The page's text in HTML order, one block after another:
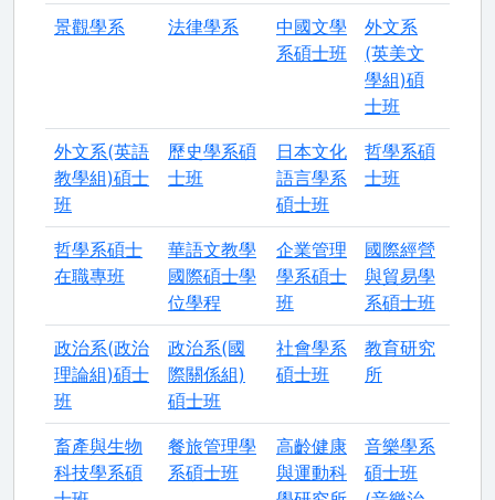
景觀學系 法律學系
中國文學
系碩士班
外文系
(英美文
學組)碩
士班
外文系(英語
教學組)碩士
班
歷史學系碩
士班
日本文化
語言學系
碩士班
哲學系碩
士班
哲學系碩士
在職專班
華語文教學
國際碩士學
位學程
企業管理
學系碩士
班
國際經營
與貿易學
系碩士班
政治系(政治
理論組)碩士
班
政治系(國
際關係組)
碩士班
社會學系
碩士班
教育研究
所
畜產與生物
科技學系碩
餐旅管理學
系碩士班
高齡健康
與運動科
音樂學系
碩士班